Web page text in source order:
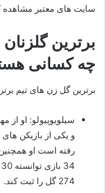
سایت های معتبر مشاهده
چه کسانی
برترین گل زن های تیم
سیلویوپیولو: او
و یکی از بازیکن
رفته است او
274 گل را ثبت کند.